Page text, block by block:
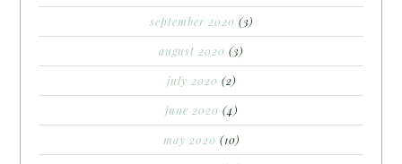
september 2020 (3)
august 2020 (3)
july 2020 (2)
june 2020 (4)
may 2020 (10)